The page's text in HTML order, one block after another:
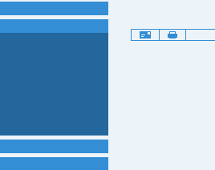
Artikelaktionen